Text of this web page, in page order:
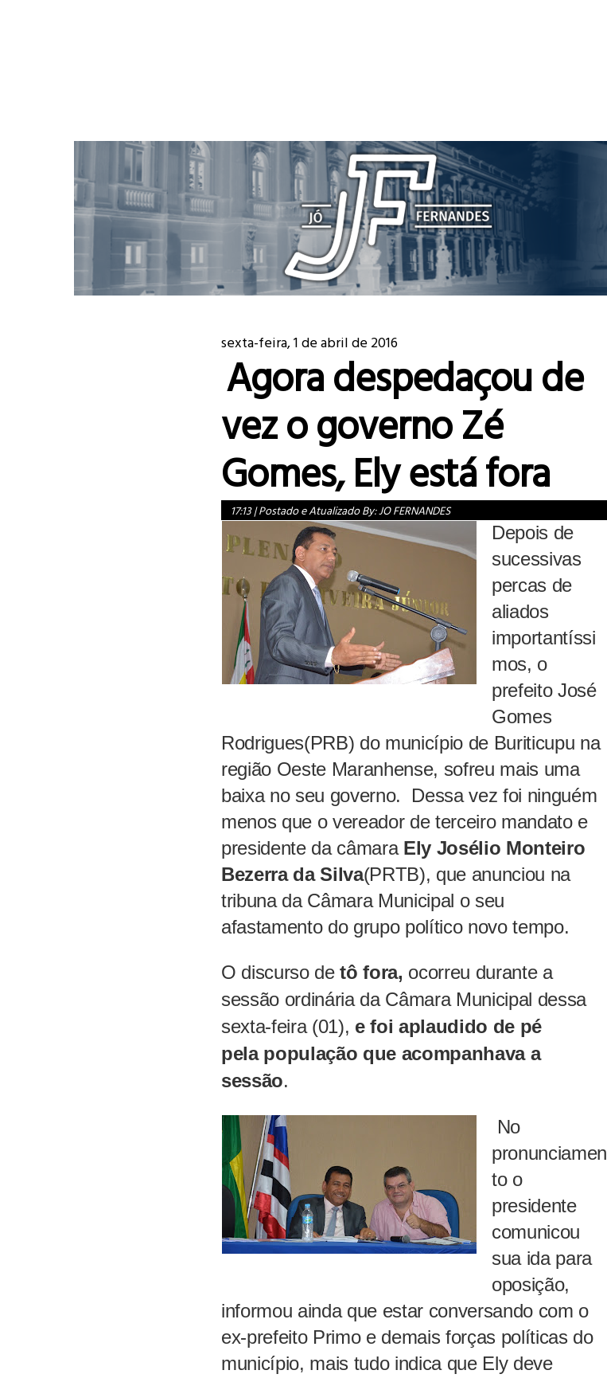
sexta-feira, 1 de abril de 2016
Agora despedaçou de
vez o governo Zé
Gomes, Ely está fora
17:13|Postado e Atualizado By:JO FERNANDES
Depois de
sucessivas
percas de
aliados
importantíssi
mos, o
prefeito José
Gomes
Rodrigues(PRB) do município de Buriticupu na
região Oeste Maranhense, sofreu mais uma
baixa no seu governo. Dessa vez foi ninguém
menos que o vereador de terceiro mandato e
presidente da câmara Ely Josélio Monteiro
Bezerra da Silva(PRTB), que anunciou na
tribuna da Câmara Municipal o seu
afastamento do grupo político novo tempo.
O discurso detô fora, ocorreu durante a
sessão ordinária da Câmara Municipal dessa
sexta-feira (01), e foi aplaudido de pé
pela população que acompanhava a
sessão.
No
pronunciamen
to o
presidente
comunicou
sua ida para
oposição,
informou ainda que estar conversando com o
ex-prefeito Primo e demais forças políticas do
município, mais tudo indica que Ely deve